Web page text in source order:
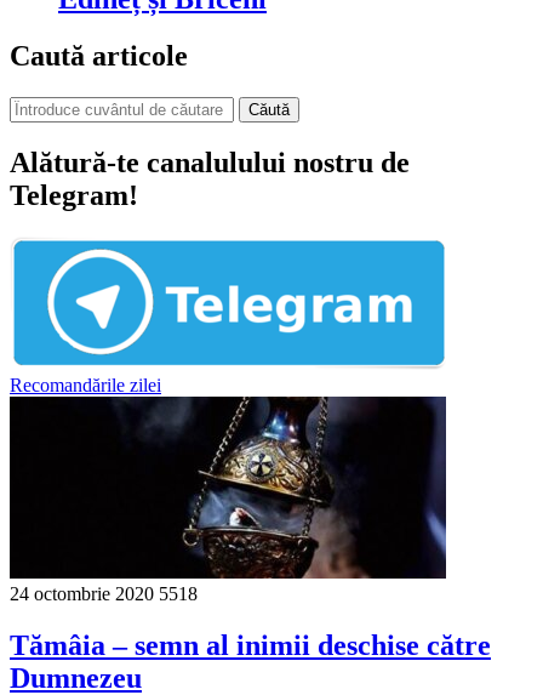
Caută articole
Căută
Alătură-te canalulului nostru de
Telegram!
Recomandările zilei
24 octombrie 2020 5518
Tămâia – semn al inimii deschise către
Dumnezeu